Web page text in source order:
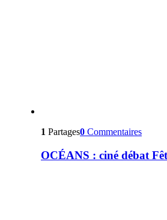
1 Partages0 Commentaires
OCÉANS : ciné débat